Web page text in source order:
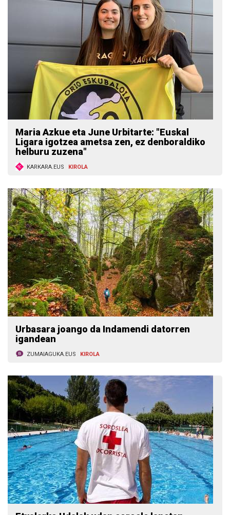
Maria Azkue eta June Urbitarte: "Euskal
Ligara igotzea ametsa zen, ez denboraldiko
helburu zuzena"
KARKARA.EUS KIROLA
Urbasara joango da Indamendi datorren
igandean
ZUMAIAGUKA.EUS KIROLA